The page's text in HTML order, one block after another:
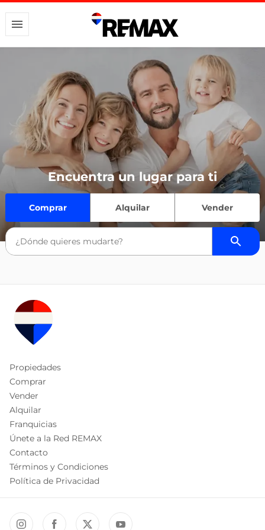
Encuentra un lugar para ti
Comprar Alquilar Vender
Propiedades
Comprar
Vender
Alquilar
Franquicias
Únete a la Red REMAX
Contacto
Términos y Condiciones
Política de Privacidad